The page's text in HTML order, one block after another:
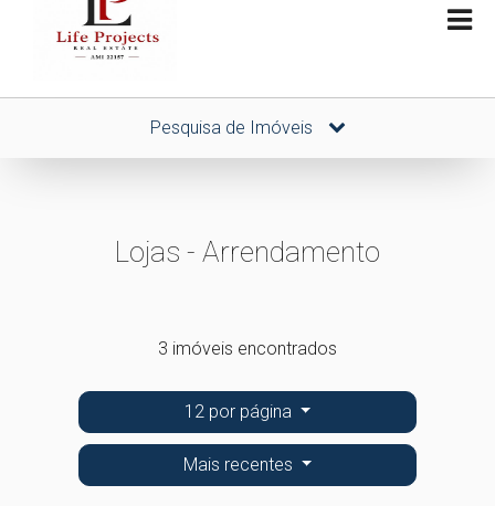
Pesquisa de Imóveis
Lojas - Arrendamento
3 imóveis encontrados
12 por página
Mais recentes